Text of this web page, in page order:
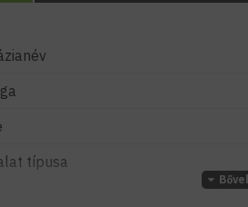
típusa